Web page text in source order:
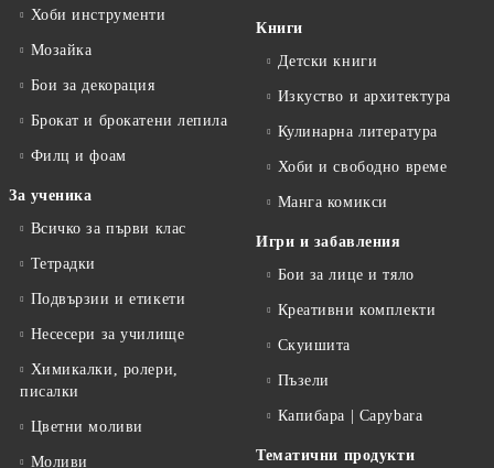
Хоби инструменти
Мозайка
Бои за декорация
Брокат и брокатени лепила
Филц и фоам
За ученика
Всичко за първи клас
Тетрадки
Подвързии и етикети
Несесери за училище
Химикалки, ролери,
писалки
Цветни моливи
Моливи
Книги
Детски книги
Изкуство и архитектура
Кулинарна литература
Хоби и свободно време
Манга комикси
Игри и забавления
Бои за лице и тяло
Креативни комплекти
Скуишита
Пъзели
Капибара | Capybara
Тематични продукти